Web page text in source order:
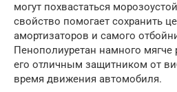
могут похвастаться
свойство помогает сохранить
амортизаторов и самого
Пенополиуретан намного мягче
его отличным защитником от
время движения автомобиля.